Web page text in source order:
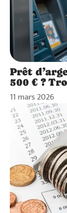
Prêt
500 € ?
11 mars 2026